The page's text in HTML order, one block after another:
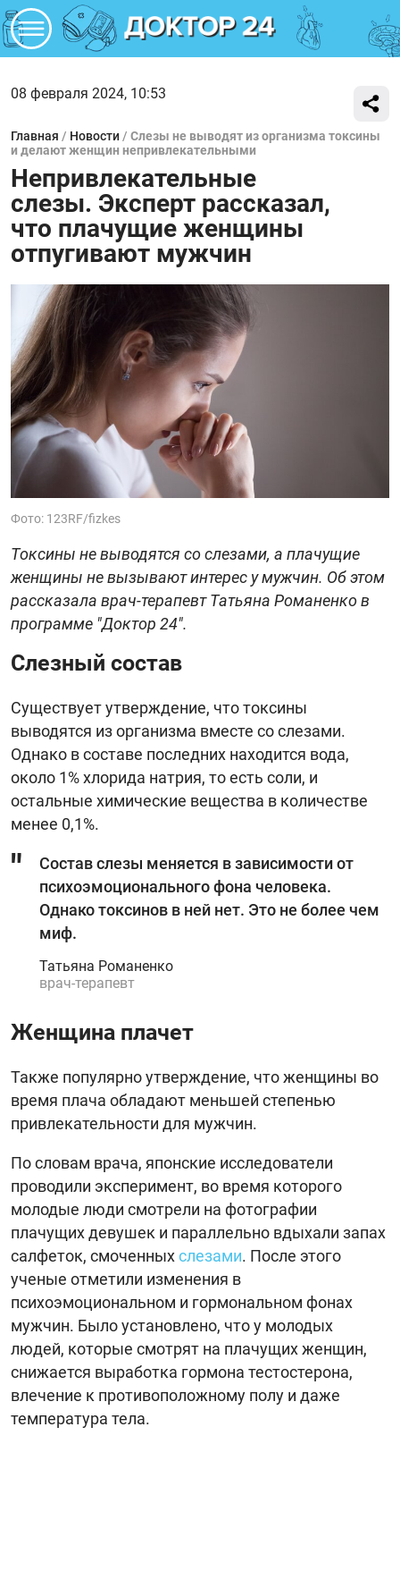
08 февраля 2024, 10:53
Главная / Новости / Слезы не выводят из организма токсины
и делают женщин непривлекательными
Непривлекательные
слезы. Эксперт рассказал,
что плачущие женщины
отпугивают мужчин
Фото: 123RF/fizkes
Токсины не выводятся со слезами, а плачущие
женщины не вызывают интерес у мужчин. Об этом
рассказала врач-терапевт Татьяна Романенко в
программе "Доктор 24".
Слезный состав
Существует утверждение, что токсины
выводятся из организма вместе со слезами.
Однако в составе последних находится вода,
около 1% хлорида натрия, то есть соли, и
остальные химические вещества в количестве
менее 0,1%.
Состав слезы меняется в зависимости от
психоэмоционального фона человека.
Однако токсинов в ней нет. Это не более чем
миф.
Татьяна Романенко
врач-терапевт
Женщина плачет
Также популярно утверждение, что женщины во
время плача обладают меньшей степенью
привлекательности для мужчин.
По словам врача, японские исследователи
проводили эксперимент, во время которого
молодые люди смотрели на фотографии
плачущих девушек и параллельно вдыхали запах
салфеток, смоченныхслезами. После этого
ученые отметили изменения в
психоэмоциональном и гормональном фонах
мужчин. Было установлено, что у молодых
людей, которые смотрят на плачущих женщин,
снижается выработка гормона тестостерона,
влечение к противоположному полу и даже
температура тела.